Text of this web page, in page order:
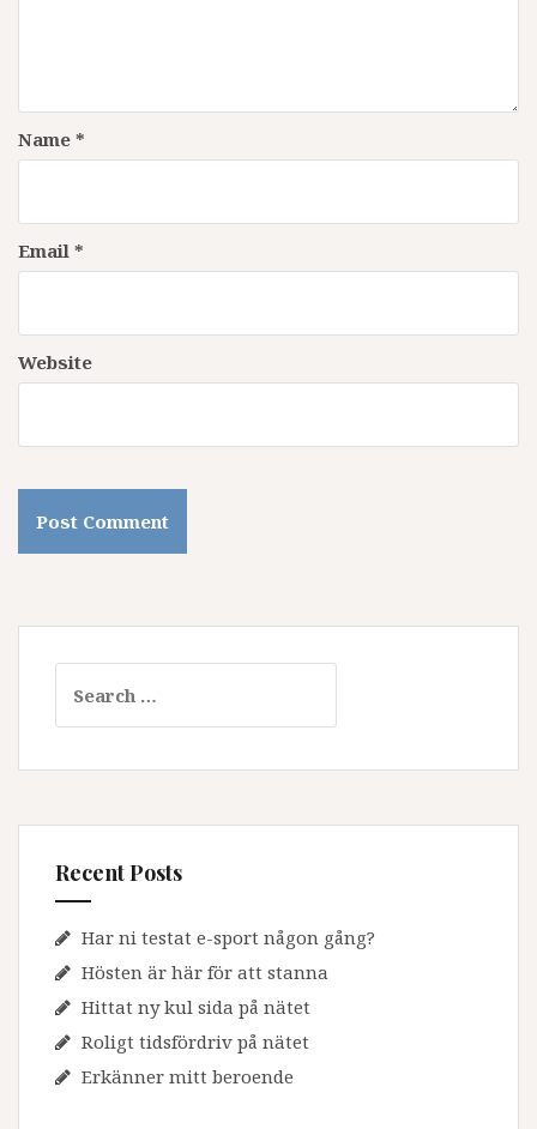
Name *
Email *
Website
for:
Recent Posts
Har ni testat e-sport någon gång?
Hösten är här för att stanna
Hittat ny kul sida på nätet
Roligt tidsfördriv på nätet
Erkänner mitt beroende